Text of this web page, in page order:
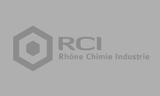
En savoir plus